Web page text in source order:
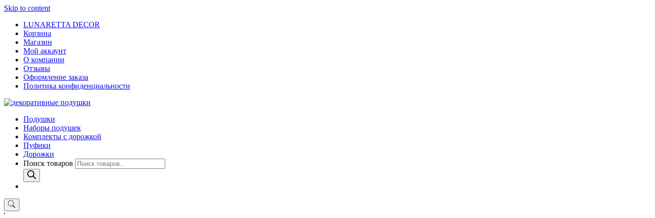
Skip to content
LUNARETTA DECOR
Корзина
Магазин
Мой аккаунт
О компании
Отзывы
Оформление заказа
Политика конфиденциальности
Подушки
Наборы подушек
Комплекты с дорожкой
Пуфики
Дорожки
Поиск товаров
'